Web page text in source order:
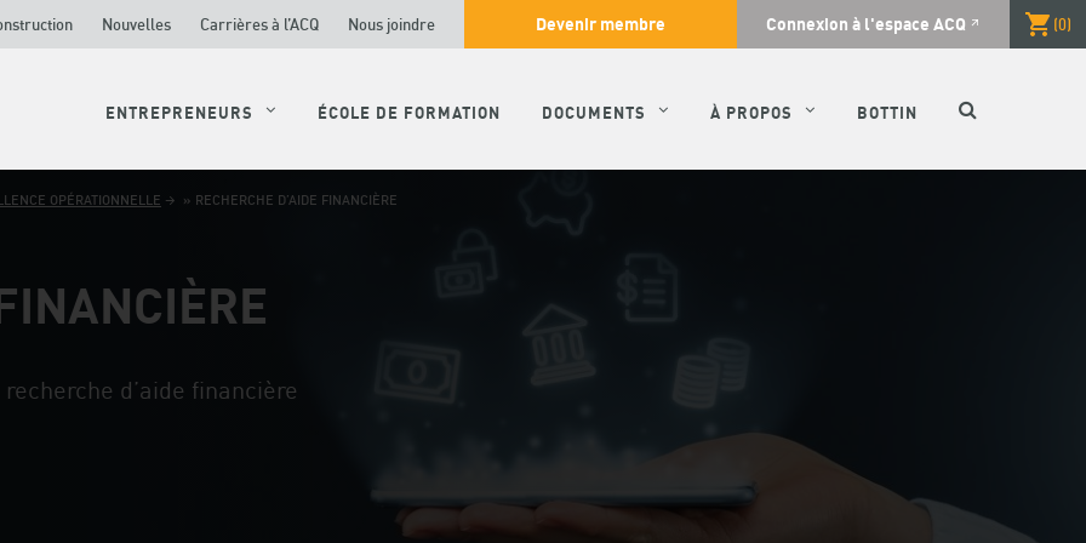
ENTREPRENEURS ÉCOLE DE FORMATION DOCUMENTS À PROPOS BOTTIN
Nouvelles Carrières à l’ACQ Nous joindre Devenir membre Connexion à l'espace ACQ (0)
OPÉRATIONNELLE » RECHERCHE D’AIDE FINANCIÈRE
d’aide financière